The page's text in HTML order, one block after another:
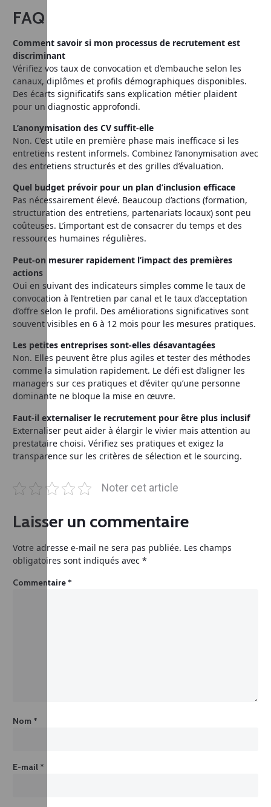
FAQ
Comment savoir si mon processus de recrutement est
discriminant
Vérifiez vos taux de convocation et d’embauche selon les
canaux, diplômes et profils démographiques disponibles.
Des écarts significatifs sans explication métier plaident
pour un diagnostic approfondi.
L’anonymisation des CV suffit-elle
Non. C’est utile en première phase mais inefficace si les
entretiens restent informels. Combinez l’anonymisation avec
des entretiens structurés et des grilles d’évaluation.
Quel budget prévoir pour un plan d’inclusion efficace
Pas nécessairement élevé. Beaucoup d’actions (formation,
structuration des entretiens, partenariats locaux) sont peu
coûteuses. L’important est de consacrer du temps et des
ressources humaines régulières.
Peut-on mesurer rapidement l’impact des premières
actions
Oui en suivant des indicateurs simples comme le taux de
convocation à l’entretien par canal et le taux d’acceptation
d’offre selon le profil. Des améliorations significatives sont
souvent visibles en 6 à 12 mois pour les mesures pratiques.
Les petites entreprises sont-elles désavantagées
Non. Elles peuvent être plus agiles et tester des méthodes
comme la simulation rapidement. Le défi est d’aligner les
managers sur ces pratiques et d’éviter qu’une personne
dominante ne bloque la mise en œuvre.
Faut-il externaliser le recrutement pour être plus inclusif
Externaliser peut aider à élargir le vivier mais attention au
prestataire choisi. Vérifiez ses pratiques et exigez la
transparence sur les critères de sélection et le sourcing.
Noter cet article
Laisser un commentaire
Votre adresse e-mail ne sera pas publiée. Les champs
obligatoires sont indiqués avec *
Commentaire *
Nom *
E-mail *